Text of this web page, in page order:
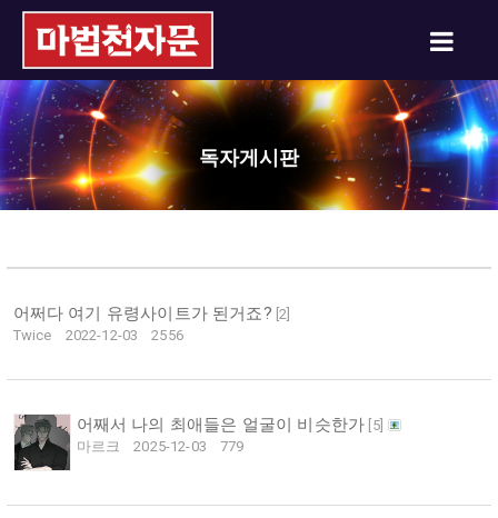
독자게시판
어쩌다 여기 유령사이트가 된거죠? [2
Twice
2022-12-03 2556
어째서 나의 최애들은 얼굴이 비슷한가 5]
마르크
2025-12-03 779